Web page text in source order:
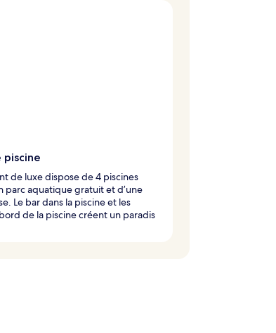
piscine
de luxe dispose de 4 piscines
parc aquatique gratuit et d’une
Le bar dans la piscine et les
de la piscine créent un paradis